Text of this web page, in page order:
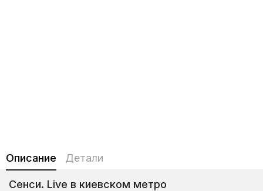
Описание Детали
Сенси. Live в киевском метро